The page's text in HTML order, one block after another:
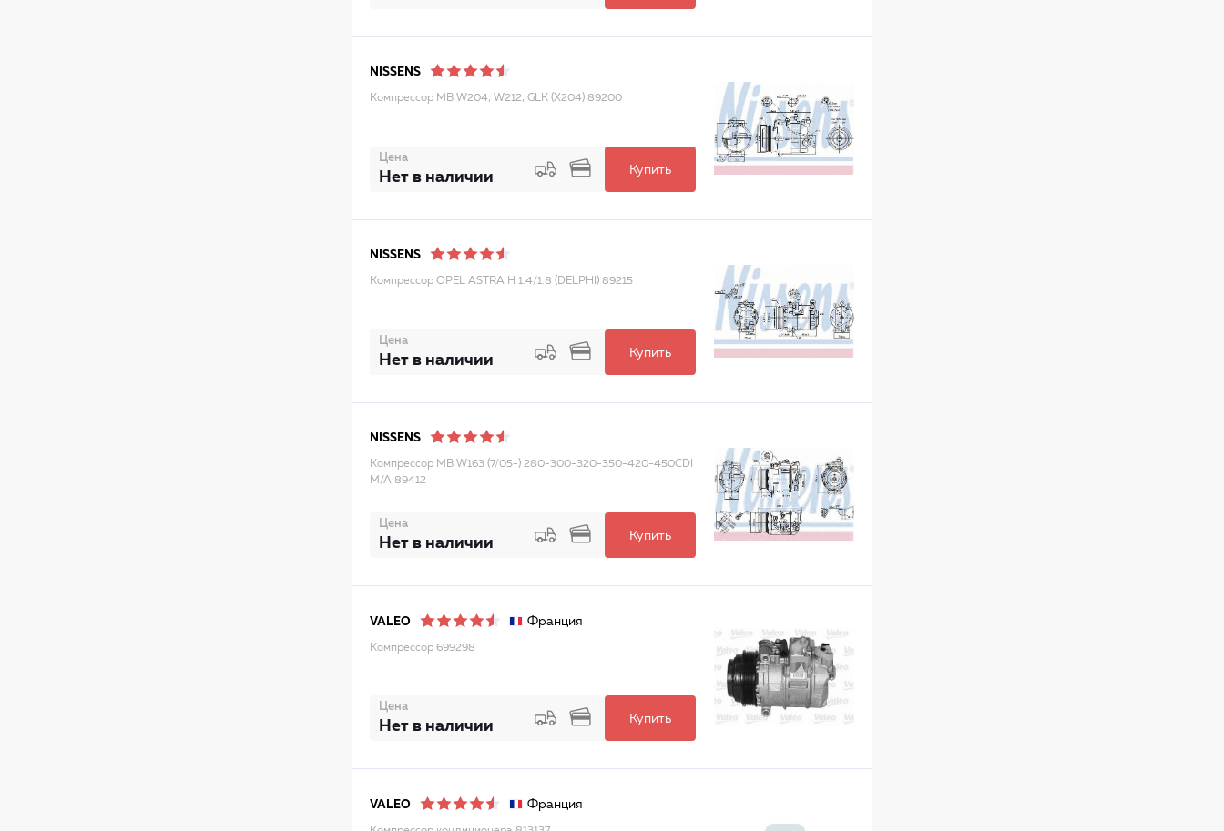
NISSENS
Компрессор MB W204; W212; GLK (X204) 89200
Цена
Нет в наличии Купить
NISSENS
Компрессор OPEL ASTRA H 1.4/1.8 (DELPHI) 89215
Цена
Нет в наличии Купить
NISSENS
Компрессор MB W163 (7/05-) 280-300-320-350-420-450CDI
M/A 89412
Цена
Нет в наличии Купить
VALEO Франция
Компрессор 699298
Цена
Нет в наличии Купить
VALEO Франция